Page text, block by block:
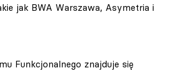
jak BWA Warszawa, Asymetria i
Funkcjonalnego znajduje się